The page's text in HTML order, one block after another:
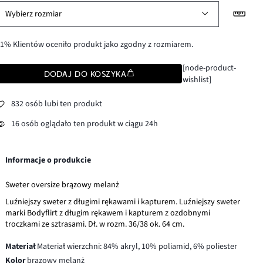
Wybierz rozmiar
Klientów oceniło produkt jako zgodny z rozmiarem.
DODAJ DO KOSZYKA
[node-product-
wishlist]
832 osób lubi ten produkt
16 osób oglądało ten produkt w ciągu 24h
Informacje o produkcie
Sweter oversize brązowy melanż
Luźniejszy sweter z długimi rękawami i kapturem. Luźniejszy sweter
marki Bodyflirt z długim rękawem i kapturem z ozdobnymi
troczkami ze sztrasami. Dł. w rozm. 36/38 ok. 64 cm.
MateriałMateriał wierzchni: 84% akryl, 10% poliamid, 6% poliester
Kolorbrązowy melanż